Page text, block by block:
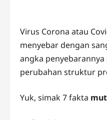
Virus Corona atau
menyebar dengan
angka
perubahan struktur
Yuk, simak 7 fakta